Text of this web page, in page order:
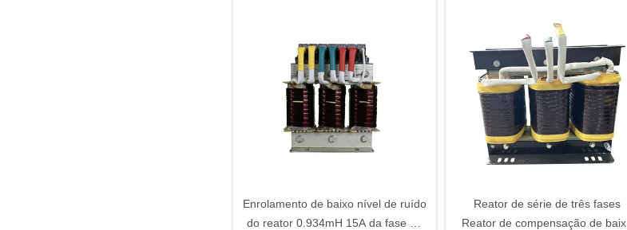
Enrolamento de baixo nível de ruído
do reator 0.934mH 15A da fase da
Reator de série de três fases
Reator de compensação de baixa